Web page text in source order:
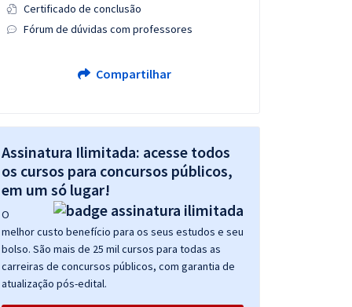
Certificado de conclusão
Fórum de dúvidas com professores
Compartilhar
Assinatura Ilimitada: acesse todos
os cursos para concursos públicos,
em um só lugar!
O
melhor custo benefício para os seus estudos e seu
bolso. São mais de 25 mil cursos para todas as
carreiras de concursos públicos, com garantia de
atualização pós-edital.